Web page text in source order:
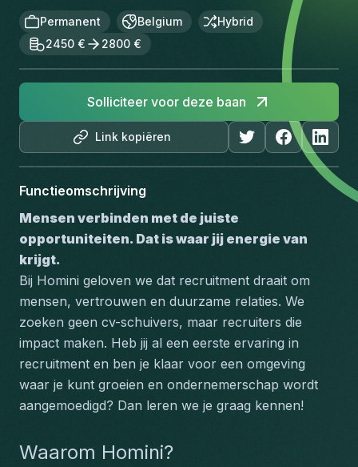
Permanent Belgium
Hybrid
2450 €
2800 €
Link kopiëren
Solliciteer voor deze baan
Functieomschrijving
Mensen verbinden met de juiste
opportuniteiten. Dat is waar jij energie van
krijgt.
Bij Homini geloven we dat recruitment draait om
mensen, vertrouwen en duurzame relaties. We
zoeken geen cv-schuivers, maar recruiters die
impact maken. Heb jij al een eerste ervaring in
recruitment en ben je klaar voor een omgeving
waar je kunt groeien en ondernemerschap wordt
aangemoedigd? Dan leren we je graag kennen!
Waarom Homini?